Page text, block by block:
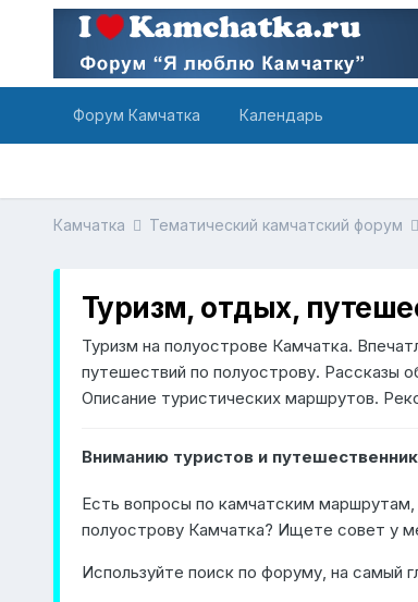
Форум Камчатка Календарь
Камчатка Тематический камчатский форум
Туризм, отдых,
Туризм на полуострове Камчатка.
путешествий по полуострову. Рассказы
Описание туристических маршрутов.
Вниманию туристов и
Есть вопросы по камчатским
полуострову Камчатка? Ищете совет у
Используйте поиск по форуму, на самый